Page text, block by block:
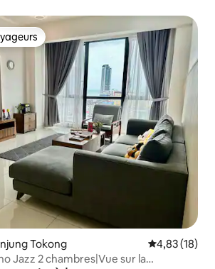
Tokong Note
4,83 (18)
Jazz 2 chambres|Vue sur la